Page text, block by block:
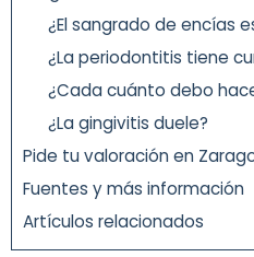
¿El sangrado de encías
¿La periodontitis tiene
¿Cada cuánto debo
¿La gingivitis duele?
Pide tu valoración en
Fuentes y más información
Artículos relacionados